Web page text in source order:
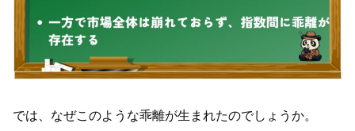
では、なぜこのような乖離が生まれたのでしょうか。